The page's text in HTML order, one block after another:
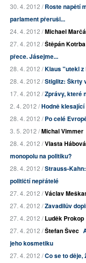
30. 4. 2012 /Roste napětí
parlament přeruši...
24. 4. 2012 /Michael
27. 4. 2012 /Štěpán Kotrba
přece. Jásejme...
28. 4. 2012 /Klaus "utekl
28. 4. 2012 /Stiglitz: Škrty
17. 4. 2012 /Zprávy, které
2. 4. 2012 /Hodně
28. 4. 2012 /Po celé
3. 5. 2012 /Michal Vimmer
28. 4. 2012 /Vlasta Hábová
monopolu na politiku?
28. 4. 2012 /Strauss-
političtí nepřátelé
27. 4. 2012 /Václav
27. 4. 2012 /Zavadilův
27. 4. 2012 /Luděk Prokop
27. 4. 2012 /Štefan Švec
jeho kosmetiku
27. 4. 2012 /Co se to děje,